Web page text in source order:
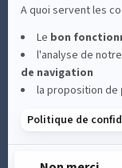
A quoi servent les
Le bon
l'analyse de
de navigation
la proposition de
Politique de